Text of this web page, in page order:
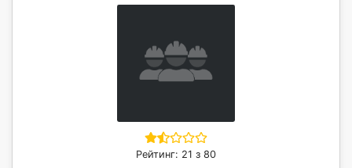
Рейтинг: 21 з 80